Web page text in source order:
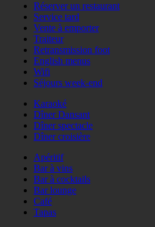
Réserver un restaurant
Service tard
Vente à emporter
Traiteur
Retransmission foot
English menus
Wifi
Séjours week-end
Karaoké
Dîner Dansant
Dîner spectacle
Dîner croisière
Apéritif
Bar à vins
Bar à cocktails
Bar lounge
Café
Tapas